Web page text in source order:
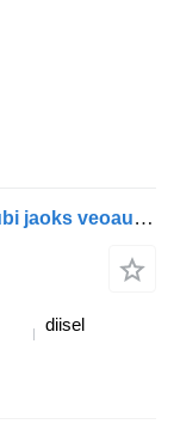
Andur Knorr-Bremse K020568N50 tüübi jaoks veoauto MAN TGL, TGM, TGS, TGX (2005-2021)
diisel